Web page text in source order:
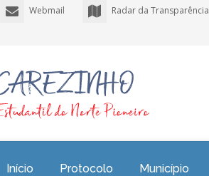
Radar da Transparência
Webmail
Início Protocolo Município